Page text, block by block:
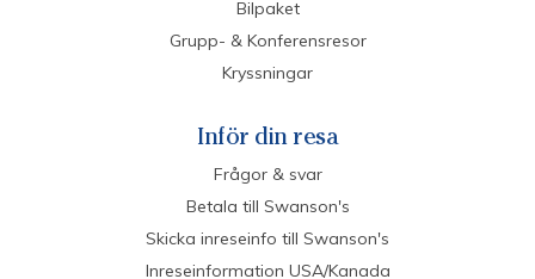
Bilpaket
Grupp- & Konferensresor
Kryssningar
Inför din resa
Frågor & svar
Betala till Swanson's
Skicka inreseinfo till Swanson's
Inreseinformation USA/Kanada